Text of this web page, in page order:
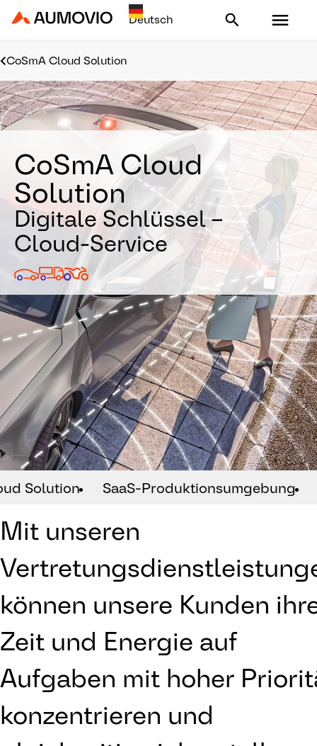
Aumovio - Homepage
CoSmA Cloud Solution
CoSmA Cloud
Solution
Digitale Schlüssel –
Cloud-Service
Solution SaaS-Produktionsumgebung
Mit unseren
können unsere Kunden
Zeit und Energie auf
Aufgaben mit hoher
konzentrieren und